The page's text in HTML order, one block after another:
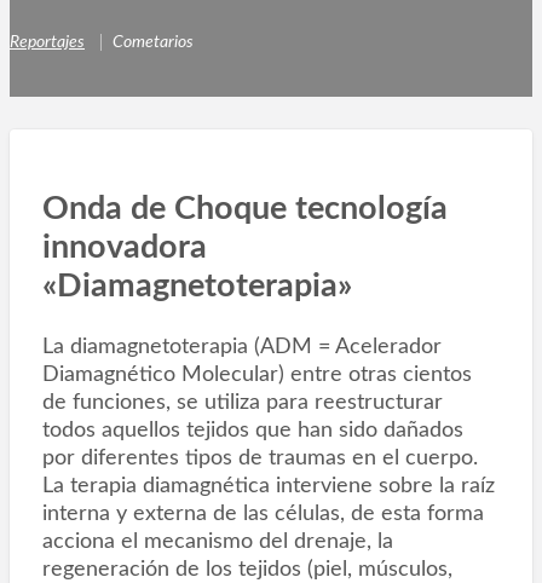
Reportajes Cometarios
Onda de Choque tecnología
innovadora
«Diamagnetoterapia»
La diamagnetoterapia (ADM = Acelerador
Diamagnético Molecular) entre otras cientos
de funciones, se utiliza para reestructurar
todos aquellos tejidos que han sido dañados
por diferentes tipos de traumas en el cuerpo.
La terapia diamagnética interviene sobre la raíz
interna y externa de las células, de esta forma
acciona el mecanismo del drenaje, la
regeneración de los tejidos (piel, músculos,